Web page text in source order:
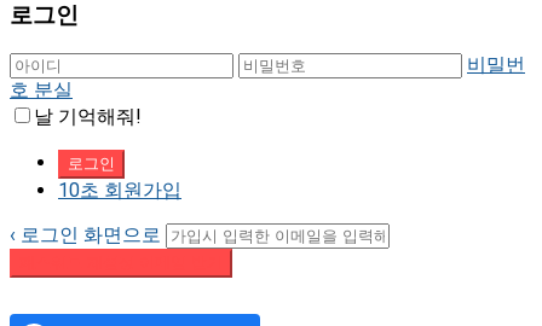
로그인
비밀번
호 분실
날 기억해줘!
10초 회원가입
‹ 로그인 화면으로